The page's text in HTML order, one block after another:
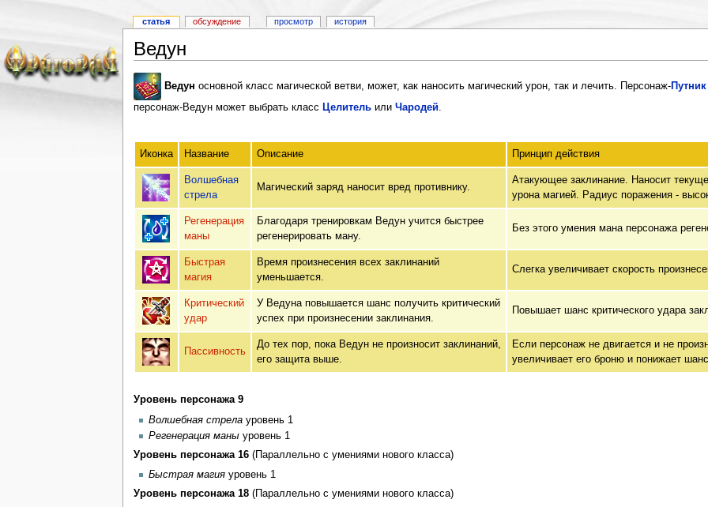
Ведун
Ведун основной класс магической ветви, может, как наносить магический урон, так и лечить. Персонаж-Путник
персонаж-Ведун может выбрать класс Целительили Чародей.
Иконка Название Описание Принцип действия
Волшебная
стрела
Магический заряд наносит вред противнику.
Атакующее заклинание. Наносит
урона магией. Радиус поражения -
Регенерация
маны
Благодаря тренировкам Ведун учится быстрее
регенерировать ману.
Без этого умения мана персонажа
Быстрая
магия
Время произнесения всех заклинаний
уменьшается.
Слегка увеличивает скорость
Критический
удар
У Ведуна повышается шанс получить критический
успех при произнесении заклинания.
Повышает шанс критического удара
Пассивность
До тех пор, пока Ведун не произносит заклинаний,
его защита выше.
Если персонаж не двигается и не
увеличивает его броню и понижает
Уровень персонажа 9
Волшебная стрелауровень 1
Регенерация маныуровень 1
Уровень персонажа 16(Параллельно с умениями нового класса)
Быстрая магияуровень 1
Уровень персонажа 18(Параллельно с умениями нового класса)
статья обсуждение просмотр история